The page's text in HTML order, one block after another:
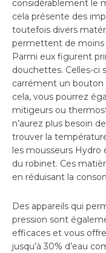
considérablement le
cela présente des
toutefois divers
permettent de moins
Parmi eux figurent
douchettes. Celles-ci
carrément un bouton
cela, vous pourrez
mitigeurs ou
n’aurez plus besoin
trouver la
les mousseurs Hydro
du robinet. Ces
en réduisant la
Des appareils qui
pression sont
efficaces et vous
jusqu’à 30% d’eau